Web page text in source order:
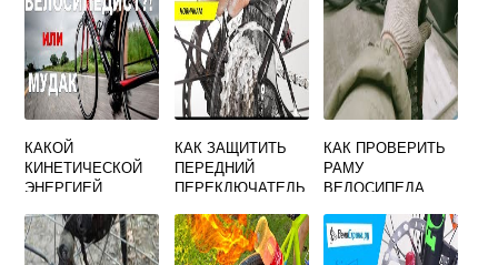
КАКОЙ
КИНЕТИЧЕСКОЙ
ЭНЕРГИЕЙ
ВЕЛОСИПЕДИСТ
МАССА
КАК ЗАЩИТИТЬ
ПЕРЕДНИЙ
ПЕРЕКЛЮЧАТЕЛЬ
ВЕЛОСИПЕДЕ
КАК ПРОВЕРИТЬ
РАМУ
ВЕЛОСИПЕДА